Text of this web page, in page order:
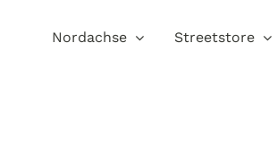
Nordachse Streetstore